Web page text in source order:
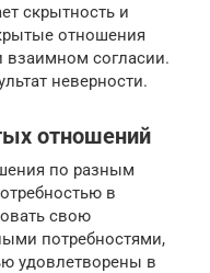
скрытность и
отношения
взаимном согласии.
неверности.
отношений
по разным
в
свою
потребностями,
удовлетворены в